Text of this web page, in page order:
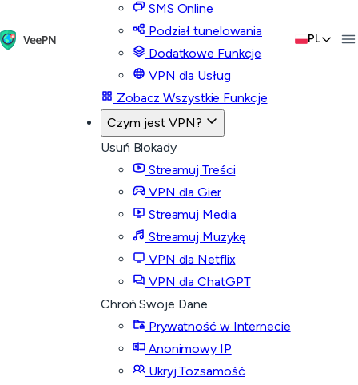
SMS Online
Podział tunelowania
Dodatkowe Funkcje
VPN dla Usług
Zobacz Wszystkie Funkcje
Czym jest VPN?
Usuń Blokady
Streamuj Treści
VPN dla Gier
Streamuj Media
Streamuj Muzykę
VPN dla Netflix
VPN dla ChatGPT
Chroń Swoje Dane
Prywatność w Internecie
Anonimowy IP
Ukryj Tożsamość
PL